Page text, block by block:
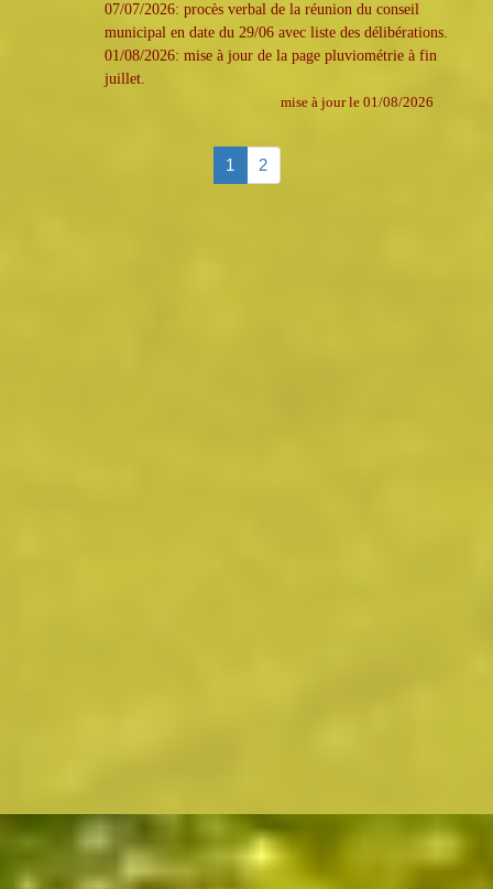
07/07/2026: procès verbal de la réunion du conseil
municipal en date du 29/06 avec liste des délibérations.
01/08/2026: mise à jour de la page pluviométrie à fin
juillet.
mise à jour le 01/08/2026
1 2